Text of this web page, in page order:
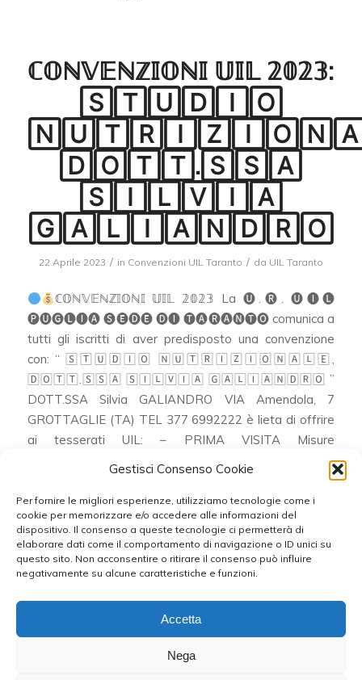
Gestisci Consenso Cookie
Per fornire le migliori esperienze, utilizziamo tecnologie come i
cookie per memorizzare e/o accedere alle informazioni del
dispositivo. Il consenso a queste tecnologie ci permetterà di
elaborare dati come il comportamento di navigazione o ID unici su
questo sito. Non acconsentire o ritirare il consenso può influire
negativamente su alcune caratteristiche e funzioni.
Accetta
Nega
ℂ𝕆ℕ𝕍𝔼ℕℤ𝕀𝕆ℕ𝕀 𝕌𝕀𝕃 𝟚𝟘𝟚𝟛:
🅂🅃🅄🄳🄸🄾
🄳🄾🅃🅃.🅂🅂🄰
🅂🄸🄻🅅🄸🄰
🄶🄰🄻🄸🄰🄽🄳🅁🄾
22 Aprile 2023 / in Convenzioni UIL Taranto / da UIL Taranto
ℂ𝕆ℕ𝕍𝔼ℕℤ𝕀𝕆ℕ𝕀 𝕌𝕀𝕃 𝟚𝟘𝟚𝟛 La 🅤.🅡. 🅤🅘🅛
🅟🅤🅖🅛🅘🅐 🅢🅔🅓🅔 🅓🅘 🅣🅐🅡🅐🅝🅣🅞 comunica a
tutti gli iscritti di aver predisposto una convenzione
con: “ 🅂🅃🅄🄳🄸🄾 🄽🅄🅃🅁🄸🅉🄸🄾🄽🄰🄻🄴,
🄳🄾🅃🅃.🅂🅂🄰 🅂🄸🄻🅅🄸🄰 🄶🄰🄻🄸🄰🄽🄳🅁🄾 ”
DOTT.SSA Silvia GALIANDRO VIA Amendola, 7
GROTTAGLIE (TA) TEL 377 6992222 è lieta di offrire
ai tesserati UIL: – PRIMA VISITA Misure
antopometriche, esame impedenziometrico della
Pagina 43 di 47
« ‹ 41 42 43
44 45 › »
RESPONSABILE DELLA COMUNICAZIONE: Antonello Corigliano - WEB